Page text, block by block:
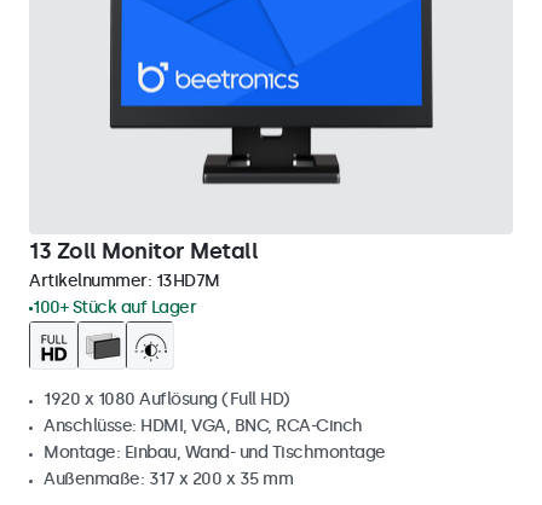
13 Zoll Monitor Metall
Artikelnummer: 13HD7M
100+ Stück auf Lager
1920 x 1080 Auflösung (Full HD)
Anschlüsse: HDMI, VGA, BNC, RCA-Cinch
Montage: Einbau, Wand- und Tischmontage
Außenmaße: 317 x 200 x 35 mm